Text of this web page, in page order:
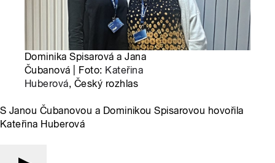
Dominika Spisarová a Jana
Čubanová | Foto: Kateřina
Huberová, Český rozhlas
S Janou Čubanovou a Dominikou Spisarovou hovořila
Kateřina Huberová